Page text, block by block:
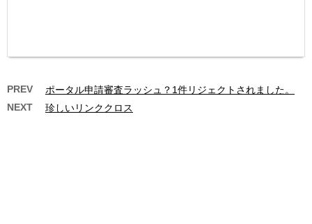
PREV
ポータル申請審査ラッシュ？1件リジェクトされました。
NEXT
珍しいリンククロス